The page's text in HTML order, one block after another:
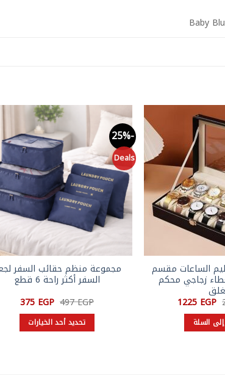
Baby
Add to
wishlist
الساعات مقسم
بغطاء زجاجي محكم
السعر
الأصلي
هو:
2300 EGP.
1225 EGP
السلة
-25%
Deals
مجموعة منظم حقائب السفر
السفر أكثر راحة 6 قطع
497EGP السعر
الأصلي
هو:
497 EGP.
375 EGP السعر
الحالي
هو:
375 EGP. تحديد أحد الخيارات